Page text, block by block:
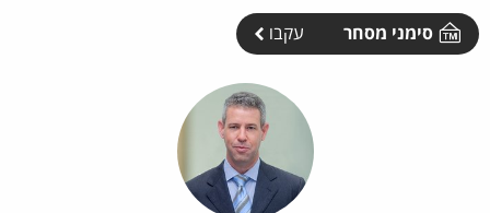
סימני מסחר עקבו